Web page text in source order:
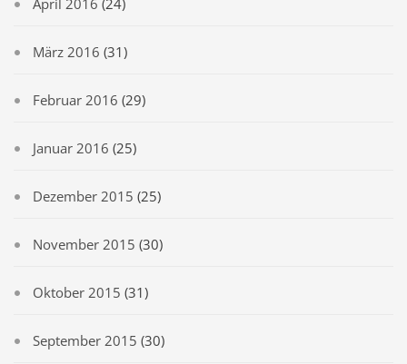
April 2016 (24)
März 2016 (31)
Februar 2016 (29)
Januar 2016 (25)
Dezember 2015 (25)
November 2015 (30)
Oktober 2015 (31)
September 2015 (30)